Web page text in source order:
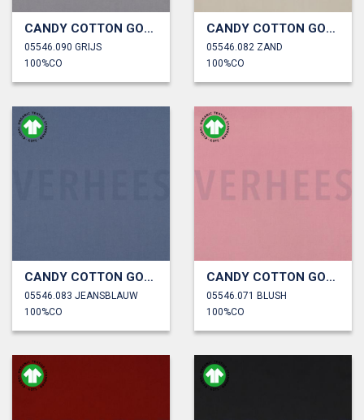
CANDY COTTON GOTS
05546.090 GRIJS
100%CO
CANDY COTTON GOTS
05546.082 ZAND
100%CO
CANDY COTTON GOTS
05546.083 JEANSBLAUW
100%CO
CANDY COTTON GOTS
05546.071 BLUSH
100%CO